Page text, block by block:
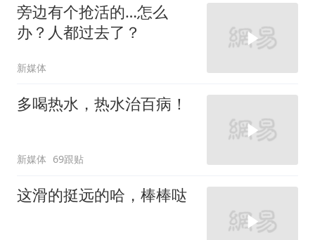
旁边有个抢活的…怎么
办？人都过去了？
新媒体
多喝热水，热水治百病！
新媒体 69跟贴
这滑的挺远的哈，棒棒哒